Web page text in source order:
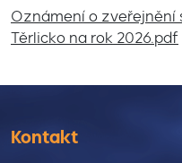
Oznámení o
Těrlicko na rok 2026.pdf
Kontakt